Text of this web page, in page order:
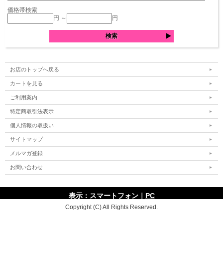
価格帯検索
円 ～
円
お店のトップへ戻る
カートを見る
ご利用案内
特定商取引法表示
個人情報の取扱い
サイトマップ
メルマガ登録
お問い合わせ
表示：スマートフォン｜ PC
Copyright (C) All Rights Reserved.